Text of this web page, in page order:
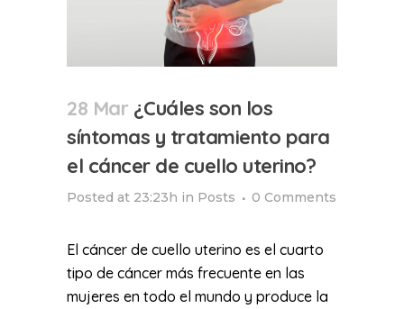
28 Mar¿Cuáles son los
síntomas y tratamiento para
el cáncer de cuello uterino?
Posted at 23:23h in Posts 0 Comments
El cáncer de cuello uterino es el cuarto
tipo de cáncer más frecuente en las
mujeres en todo el mundo y produce la